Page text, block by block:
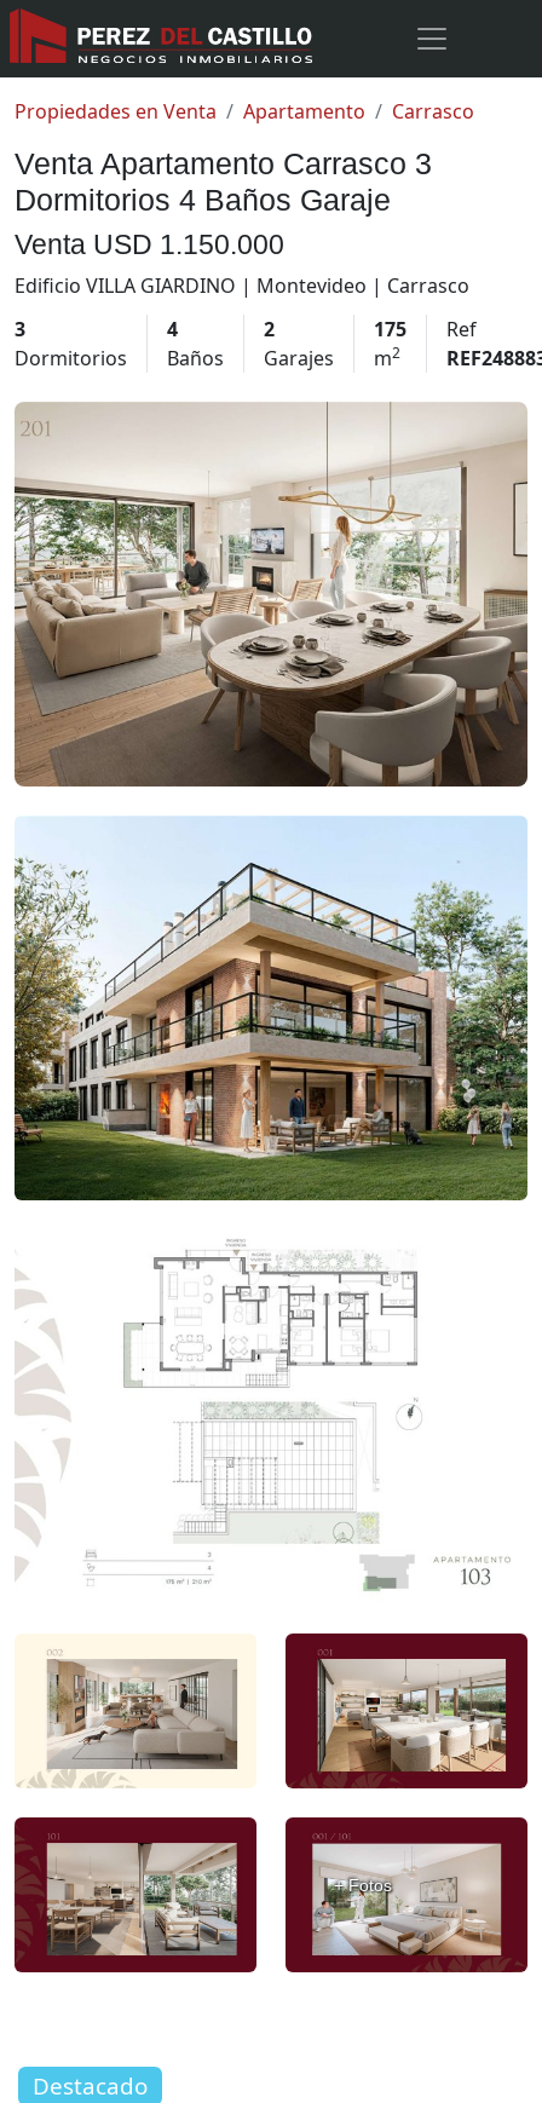
Propiedades en Venta Apartamento Carrasco
Venta Apartamento Carrasco 3
Dormitorios 4 Baños Garaje
Venta USD 1.150.000
Edificio VILLA GIARDINO | Montevideo | Carrasco
3
Dormitorios
4
Baños
2
Garajes
175
m2
Ref
+ Fotos
Destacado